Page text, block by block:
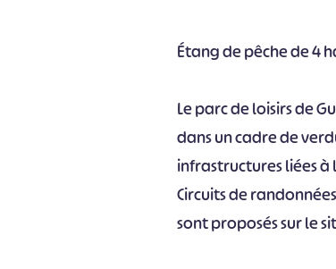
Étang de pêche de 4
Le parc de loisirs de
dans un cadre de
infrastructures liées
Circuits de
sont proposés sur le